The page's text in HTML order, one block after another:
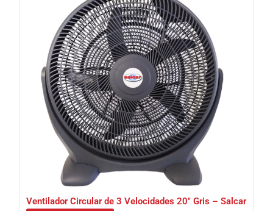
Ventilador Circular de 3 Velocidades 20″ Gris – Salcar